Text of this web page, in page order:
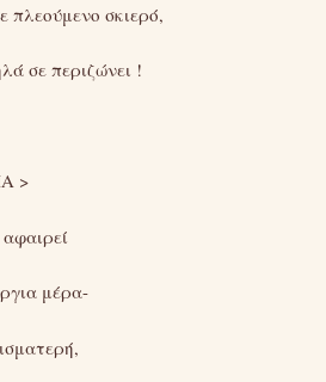
πλεούμενο σκιερό,
σε περιζώνει !
>
μέρα-